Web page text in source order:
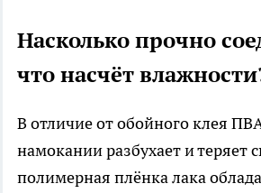
Насколько прочно
что насчёт
В отличие от обойного клея
намокании разбухает и теряет
полимерная плёнка лака